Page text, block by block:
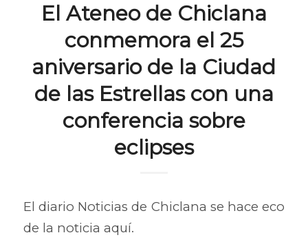
El Ateneo de Chiclana
conmemora el 25
aniversario de la Ciudad
de las Estrellas con una
conferencia sobre
eclipses
El diario Noticias de Chiclana se hace eco
de la noticia aquí.